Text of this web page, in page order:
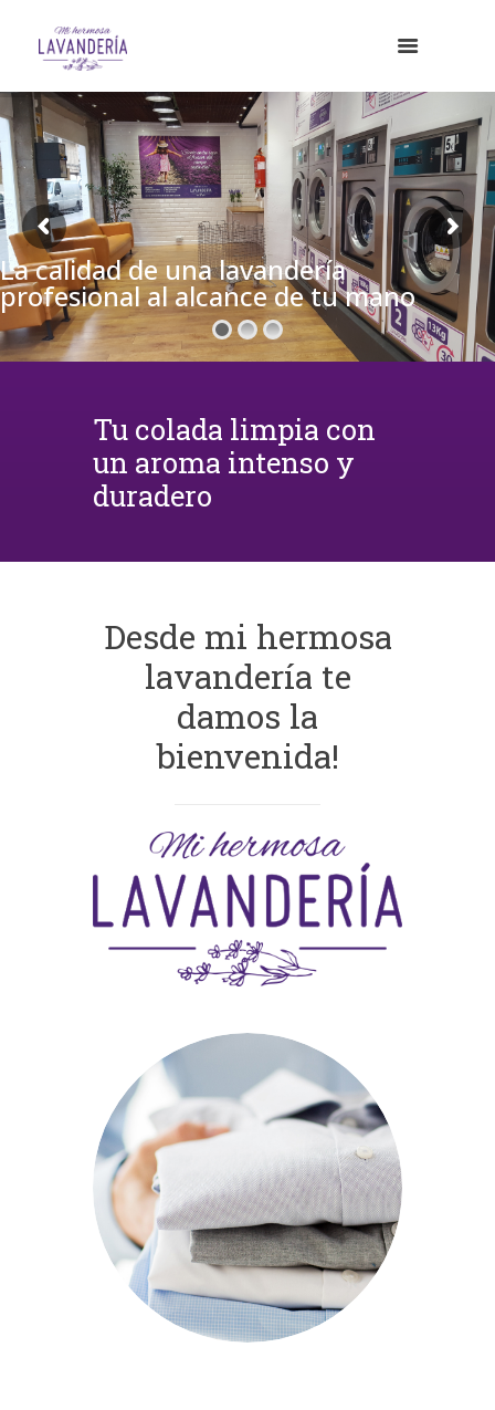
La calidad de una lavandería
profesional al alcance de tu mano
Tu colada limpia con
un aroma intenso y
duradero
Desde mi hermosa
lavandería te
damos la
bienvenida!